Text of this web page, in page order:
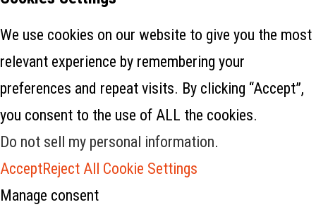
We use cookies on our website to give you the most
relevant experience by remembering your
preferences and repeat visits. By clicking “Accept”,
you consent to the use of ALL the cookies.
Do not sell my personal information.
AcceptReject All Cookie Settings
Manage consent